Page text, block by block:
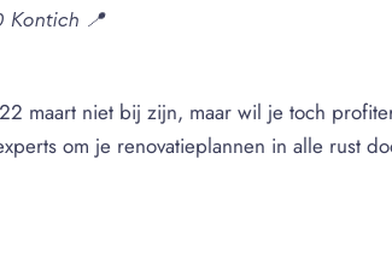
Kontich 📍
maart niet bij zijn, maar wil je toch
om je renovatieplannen in alle rust